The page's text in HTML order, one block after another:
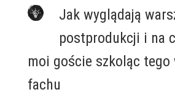
Jak wyglądają
postprodukcji i na
moi goście szkoląc tego
fachu